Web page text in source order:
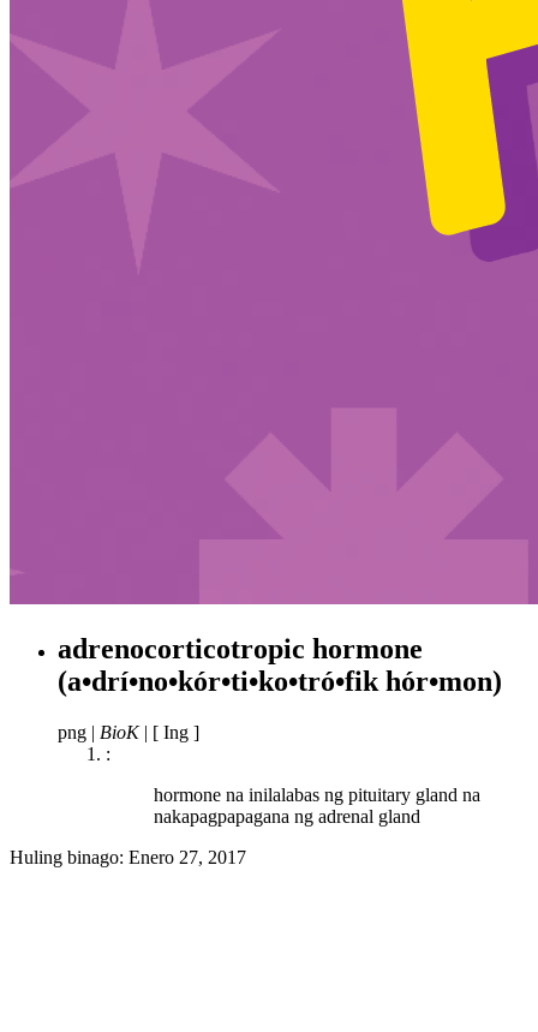
adrenocorticotropic hormone
(a•drí•no•kór•ti•ko•tró•fik hór•mon)
png | BioK | [ Ing ]
:
hormone na inilalabas ng pituitary gland na
nakapagpapagana ng adrenal gland
Huling binago: Enero 27, 2017